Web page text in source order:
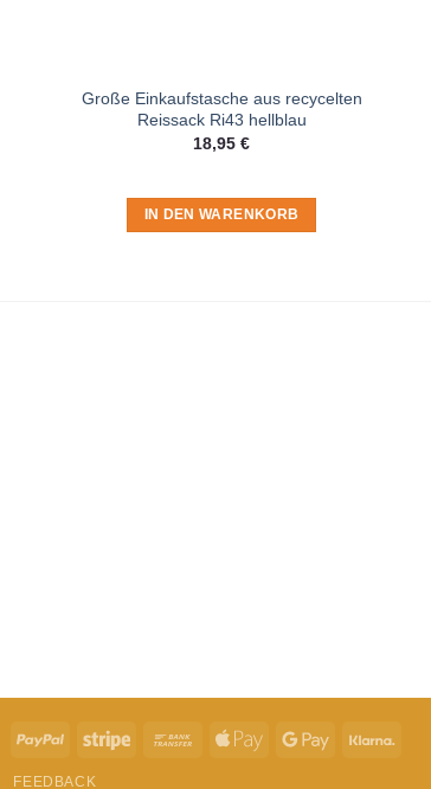
Große Einkaufstasche aus recycelten
Reissack Ri43 hellblau
18,95 €
IN DEN WARENKORB
PayPal Stripe
Bank
Apple
Google
FEEDBACK